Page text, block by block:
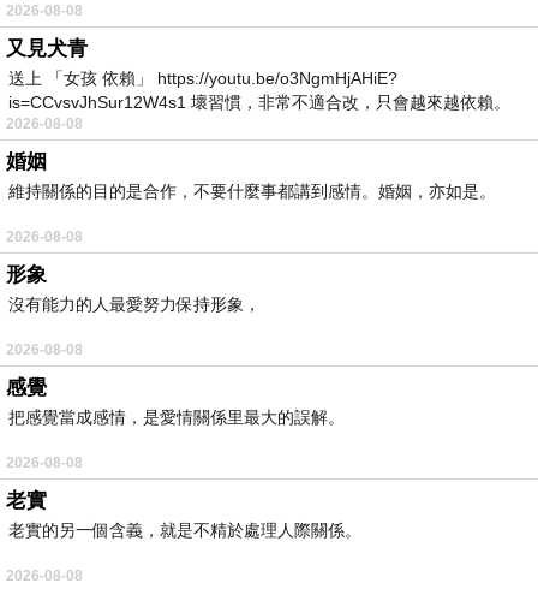
2026-08-08
又見犬青
送上 「女孩 依賴」 https://youtu.be/o3NgmHjAHiE?
is=CCvsvJhSur12W4s1 壞習慣，非常不適合改，只會越來越依賴。
我害怕的
2026-08-08
婚姻
維持關係的目的是合作，不要什麼事都講到感情。婚姻，亦如是。
2026-08-08
形象
沒有能力的人最愛努力保持形象，
2026-08-08
感覺
把感覺當成感情，是愛情關係里最大的誤解。
2026-08-08
老實
老實的另一個含義，就是不精於處理人際關係。
2026-08-08